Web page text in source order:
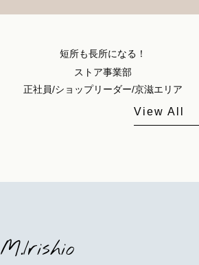
短所も長所になる！
ストア事業部
正社員/ショップリーダー/京滋エリア
View All
M.Irishio